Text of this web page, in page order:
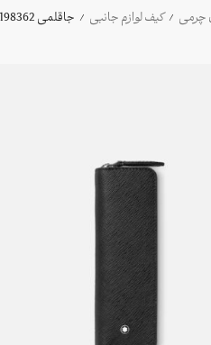
چرمی / کیف لوازم جانبی / جاقلمی 198362 Montblanc Sartorial مونبلان